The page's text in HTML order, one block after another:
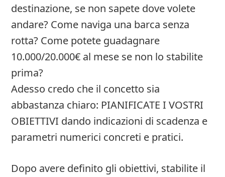
destinazione, se non sapete dove volete
andare? Come naviga una barca senza
rotta? Come potete guadagnare
10.000/20.000€ al mese se non lo stabilite
prima?
Adesso credo che il concetto sia
abbastanza chiaro: PIANIFICATE I VOSTRI
OBIETTIVI dando indicazioni di scadenza e
parametri numerici concreti e pratici.
Dopo avere definito gli obiettivi, stabilite il